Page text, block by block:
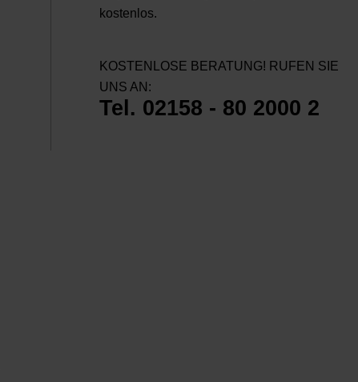
kostenlos.
KOSTENLOSE BERATUNG! RUFEN SIE
UNS AN:
Tel. 02158 - 80 2000 2